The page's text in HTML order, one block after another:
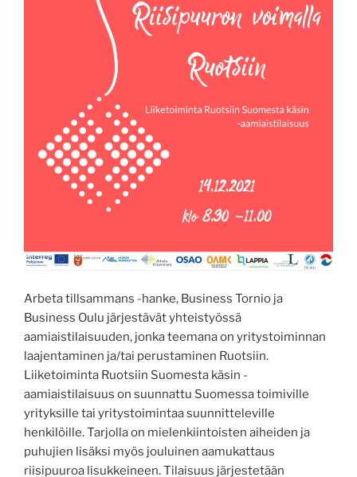
Arbeta tillsammans -hanke, Business Tornio ja
Business Oulu järjestävät yhteistyössä
aamiaistilaisuuden, jonka teemana on yritystoiminnan
laajentaminen ja/tai perustaminen Ruotsiin.
Liiketoiminta Ruotsiin Suomesta käsin -
aamiaistilaisuus on suunnattu Suomessa toimiville
yrityksille tai yritystoimintaa suunnitteleville
henkilöille. Tarjolla on mielenkiintoisten aiheiden ja
puhujien lisäksi myös jouluinen aamukattaus
riisipuuroa lisukkeineen. Tilaisuus järjestetään